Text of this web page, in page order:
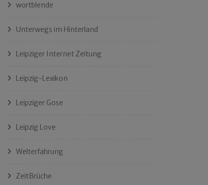
wortblende
Unterwegs im Hinterland
Leipziger Internet Zeitung
Leipzig-Lexikon
Leipziger Gose
Leipzig Love
Welterfahrung
ZeitBrüche